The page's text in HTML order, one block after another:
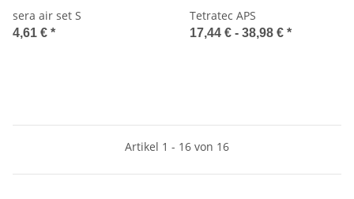
sera air set S
4,61 € *
Tetratec APS
17,44 € - 38,98 € *
Artikel 1 - 16 von 16